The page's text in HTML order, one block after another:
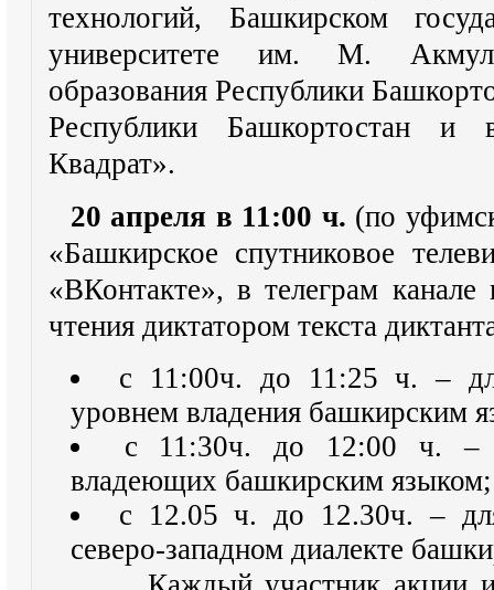
технологий, Башкирском
университете им. М.
образования Республики
Республики Башкортостан и
Квадрат».
20 апреля в 11:00 ч. (по
«Башкирское спутниковое
«ВКонтакте», в телеграм канале
чтения диктатором текста
с 11:00ч. до 11:25 ч. –
уровнем владения башкирским
с 11:30ч. до 12:00 ч. –
владеющих башкирским языком;
с 12.05 ч. до 12.30ч. –
северо-западном диалекте